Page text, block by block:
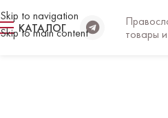
Skip to navigation
Skip to main content
КАТАЛОГ
товары